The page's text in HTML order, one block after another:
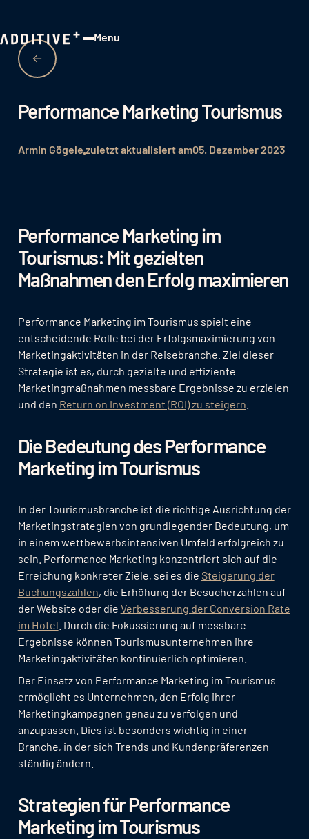
Menu
Performance Marketing Tourismus
Armin Gögelezuletzt aktualisiert am05. Dezember 2023
Performance Marketing im
Tourismus: Mit gezielten
Maßnahmen den Erfolg maximieren
Performance Marketing im Tourismus spielt eine
entscheidende Rolle bei der Erfolgsmaximierung von
Marketingaktivitäten in der Reisebranche. Ziel dieser
Strategie ist es, durch gezielte und effiziente
Marketingmaßnahmen messbare Ergebnisse zu erzielen
und den Return on Investment (ROI) zu steigern
Die Bedeutung des Performance
Marketing im Tourismus
In der Tourismusbranche ist die richtige Ausrichtung der
Marketingstrategien von grundlegender Bedeutung, um
in einem wettbewerbsintensiven Umfeld erfolgreich zu
sein. Performance Marketing konzentriert sich auf die
Erreichung konkreter Ziele, sei es die Steigerung der
Buchungszahlen, die Erhöhung der Besucherzahlen auf
der Website oder die Verbesserung der Conversion Rate
im Hotel . Durch die Fokussierung auf messbare
Ergebnisse können Tourismusunternehmen ihre
Marketingaktivitäten kontinuierlich optimieren.
Der Einsatz von Performance Marketing im Tourismus
ermöglicht es Unternehmen, den Erfolg ihrer
Marketingkampagnen genau zu verfolgen und
anzupassen. Dies ist besonders wichtig in einer
Branche, in der sich Trends und Kundenpräferenzen
ständig ändern.
Strategien für Performance
Marketing im Tourismus